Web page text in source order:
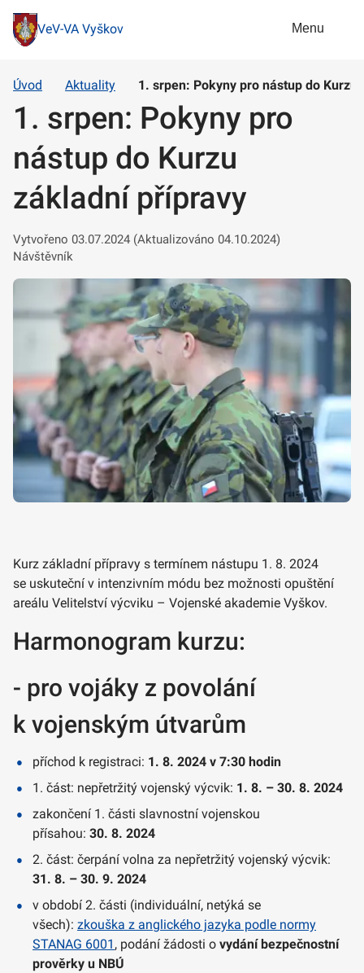
VeV-VA Vyškov Menu
Úvod Aktuality 1. srpen: Pokyny pro nástup do Kurzu
1. srpen: Pokyny pro
nástup do Kurzu
základní přípravy
Vytvořeno 03.07.2024 (Aktualizováno 04.10.2024)
Návštěvník
Kurz základní přípravy s termínem nástupu 1. 8. 2024
se uskuteční v intenzivním módu bez možnosti opuštění
areálu Velitelství výcviku – Vojenské akademie Vyškov.
Harmonogram kurzu:
- pro vojáky z povolání
k vojenským útvarům
příchod k registraci: 1. 8. 2024 v 7:30 hodin
1. část: nepřetržitý vojenský výcvik: 1. 8. – 30. 8. 2024
zakončení 1. části slavnostní vojenskou
přísahou: 30. 8. 2024
2. část: čerpání volna za nepřetržitý vojenský výcvik:
31. 8. – 30. 9. 2024
v období 2. části (individuální, netýká se
všech): zkouška z anglického jazyka podle normy
STANAG 6001 , podání žádosti o vydání bezpečnostní
prověrky u NBÚ